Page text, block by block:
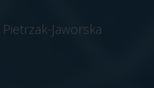
Jaworska